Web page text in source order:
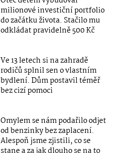
milionové investiční portfolio
do začátku života. Stačilo mu
odkládat pravidelně 500 Kč
Ve 13 letech si na zahradě
rodičů splnil sen o vlastním
bydlení. Dům postavil téměř
bez cizí pomoci
Omylem se nám podařilo odjet
od benzinky bez zaplacení.
Alespoň jsme zjistili, co se